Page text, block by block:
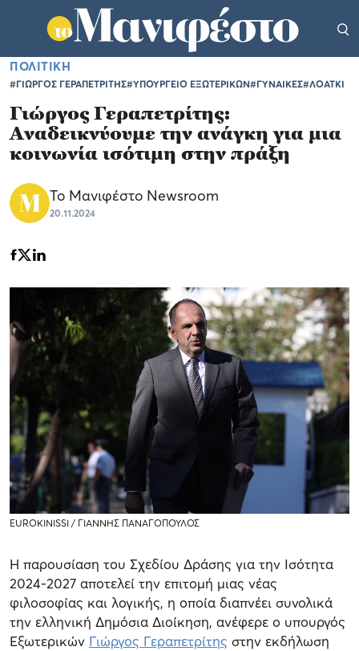
ΠΟΛΙΤΙΚΗ
#ΓΙΩΡΓΟΣ ΓΕΡΑΠΕΤΡΙΤΗΣ#ΥΠΟΥΡΓΕΙΟ ΕΞΩΤΕΡΙΚΩΝ#ΓΥΝΑΙΚΕΣ#ΛΟΑΤΚΙ
Γιώργος Γεραπετρίτης:
Αναδεικνύουμε την ανάγκη για μια
κοινωνία ισότιμη στην πράξη
Το Μανιφέστο Newsroom
20.11.2024
EUROKINISSI / ΓΙΑΝΝΗΣ ΠΑΝΑΓΟΠΟΥΛΟΣ
Η παρουσίαση του Σχεδίου Δράσης για την Ισότητα
2024-2027 αποτελεί την επιτομή μιας νέας
φιλοσοφίας και λογικής, η οποία διαπνέει συνολικά
την ελληνική Δημόσια Διοίκηση, ανέφερε ο υπουργός
Εξωτερικών Γιώργος Γεραπετρίτης στην εκδήλωση